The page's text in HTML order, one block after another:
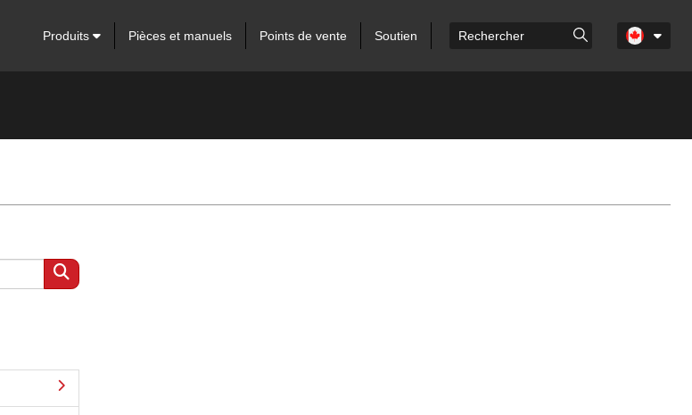
Produits Pièces et manuels Points de vente Soutien